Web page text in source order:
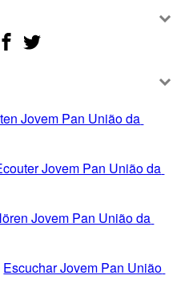
Jovem Pan União da
Jovem Pan União da
Jovem Pan União da
Escuchar Jovem Pan União